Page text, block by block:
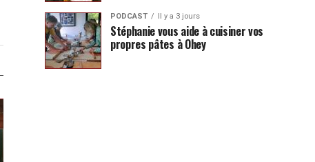
PODCAST Il y a 3 jours
Stéphanie vous aide à cuisiner vos
propres pâtes à Ohey